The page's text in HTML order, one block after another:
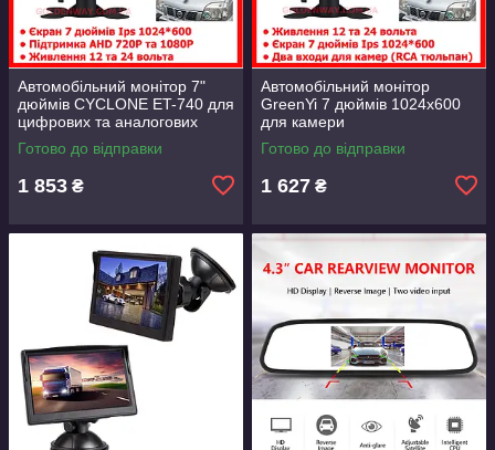
Автомобільний монітор 7"
дюймів CYCLONE ET-740 для
цифрових та аналогових
камер AHD/CVBS підтримка
12-24В
Готово до відправки
1 853 ₴
Автомобільний монітор
GreenYi 7 дюймів 1024х600
для камери
відеоспостереження та
паркування два входи RCA
Готово до відправки
1 627 ₴